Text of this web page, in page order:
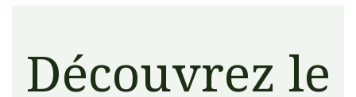
Découvrez le